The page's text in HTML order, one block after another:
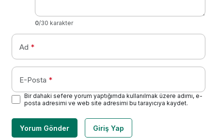
0/30 karakter
Ad *
E-Posta *
Bir dahaki sefere yorum yaptığımda kullanılmak üzere adımı, e-
posta adresimi ve web site adresimi bu tarayıcıya kaydet.
Yorum Gönder Giriş Yap